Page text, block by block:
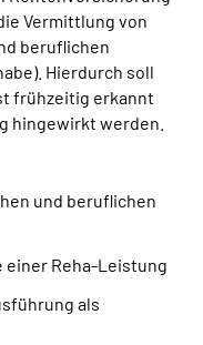
Vermittlung von
beruflichen
Hierdurch soll
frühzeitig erkannt
hingewirkt werden.
und beruflichen
einer Reha-Leistung
als